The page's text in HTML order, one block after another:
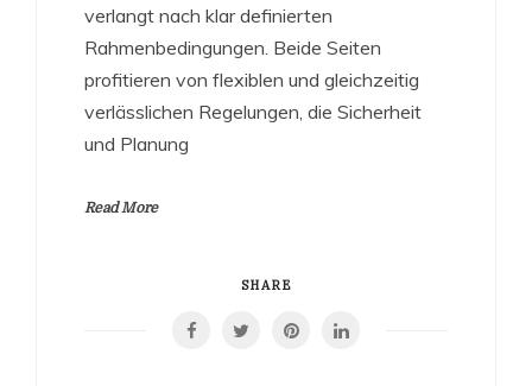
verlangt nach klar definierten
Rahmenbedingungen. Beide Seiten
profitieren von flexiblen und gleichzeitig
verlässlichen Regelungen, die Sicherheit
und Planung
Read More
SHARE